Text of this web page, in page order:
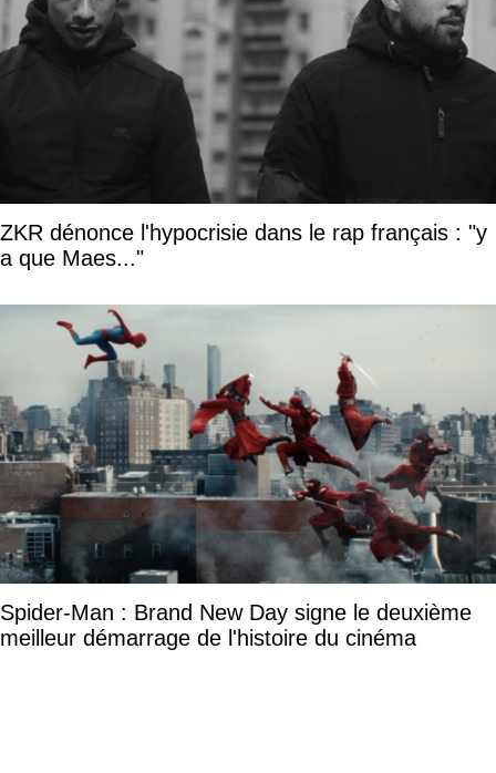
ZKR dénonce l'hypocrisie dans le rap français : "y
a que Maes..."
Spider-Man : Brand New Day signe le deuxième
meilleur démarrage de l'histoire du cinéma